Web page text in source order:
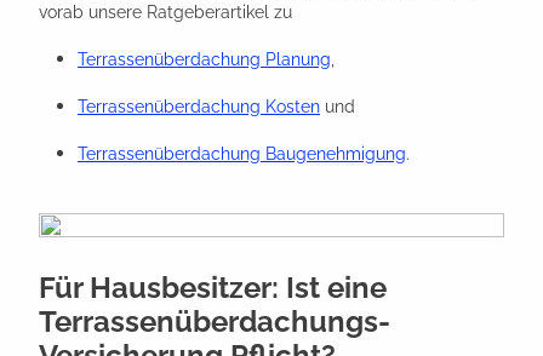
vorab unsere Ratgeberartikel zu
Terrassenüberdachung Planung
Terrassenüberdachung Kosten und
Terrassenüberdachung Baugenehmigung.
Für Hausbesitzer: Ist eine
Terrassenüberdachungs-